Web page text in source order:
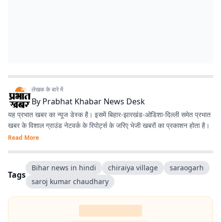
लेखक के बारे में
By Prabhat Khabar News Desk
यह प्रभात खबर का न्यूज डेस्क है। इसमें बिहार-झारखंड-ओडिशा-दिल्‍ली समेत प्रभात
खबर के विशाल ग्राउंड नेटवर्क के रिपोर्ट्स के जरिए भेजी खबरों का प्रकाशन होता है।
Read More
Tags
Bihar news in hindi chiraiya village
saraogarh
saroj kumar chaudhary